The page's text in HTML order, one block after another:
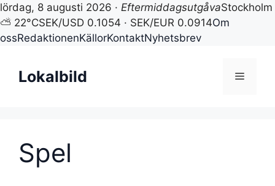
lördag, 8 augusti 2026 · EftermiddagsutgåvaStockholm
⛅ 22°CSEK/USD 0.1054 · SEK/EUR 0.0914Om
ossRedaktionenKällorKontaktNyhetsbrev
innehållLokalbild Meny
Spel